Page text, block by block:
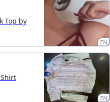
Top by
EN
EN